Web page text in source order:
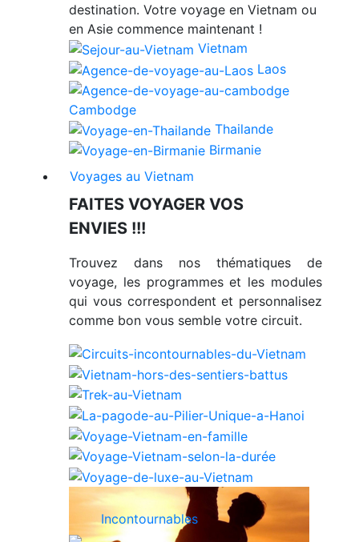
destination. Votre voyage en Vietnam ou
en Asie commence maintenant !
Vietnam
Laos
Cambodge
Thailande
Birmanie
Voyages au Vietnam
FAITES VOYAGER VOS
ENVIES !!!
Trouvez dans nos thématiques de
voyage, les programmes et les modules
qui vous correspondent et personnalisez
comme bon vous semble votre circuit.
Incontournables